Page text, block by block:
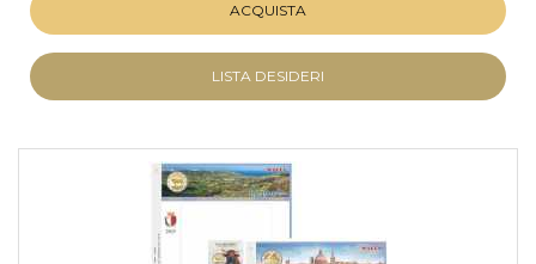
ACQUISTA
LISTA DESIDERI